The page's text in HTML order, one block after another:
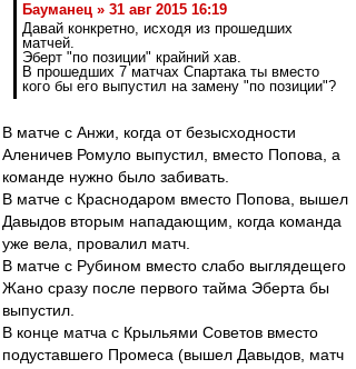
Бауманец » 31 авг 2015 16:19
Давай конкретно, исходя из прошедших
матчей.
Эберт "по позиции" крайний хав.
В прошедших 7 матчах Спартака ты вместо
кого бы его выпустил на замену "по позиции"?
В матче с Анжи, когда от безысходности
Аленичев Ромуло выпустил, вместо Попова, а
команде нужно было забивать.
В матче с Краснодаром вместо Попова, вышел
Давыдов вторым нападающим, когда команда
уже вела, провалил матч.
В матче с Рубином вместо слабо выглядещего
Жано сразу после первого тайма Эберта бы
выпустил.
В конце матча с Крыльями Советов вместо
подуставшего Промеса (вышел Давыдов, матч